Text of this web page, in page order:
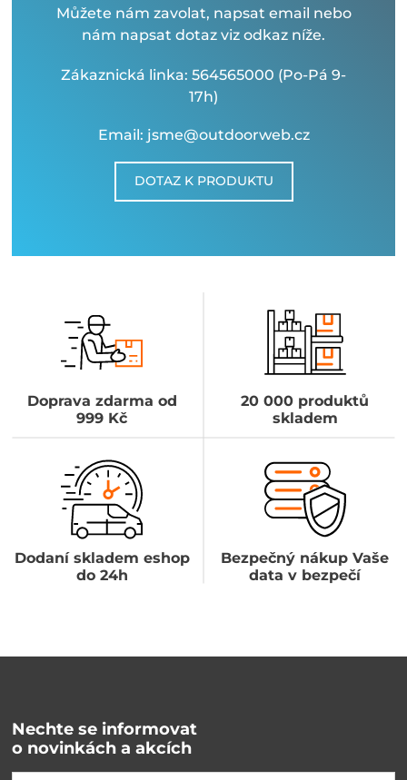
Můžete nám zavolat, napsat email nebo
nám napsat dotaz viz odkaz níže.
Zákaznická linka: 564565000 (Po-Pá 9-
17h)
Email: jsme@outdoorweb.cz
DOTAZ K PRODUKTU
Doprava zdarma od
999 Kč
20 000 produktů
skladem
Dodaní skladem eshop
do 24h
Bezpečný nákup Vaše
data v bezpečí
Nechte se informovat
o novinkách a akcích